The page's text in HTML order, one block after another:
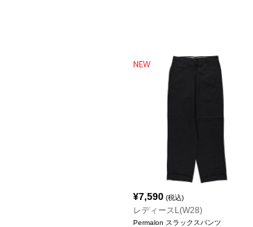
¥7,590 (税込)
レディースL(W28)
Permalon スラックスパンツ